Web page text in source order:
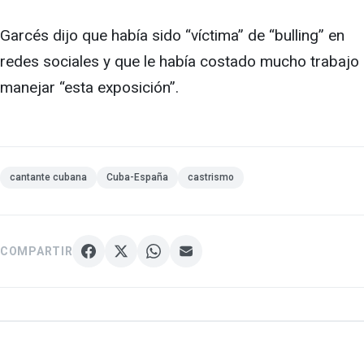
Garcés dijo que había sido “víctima” de “bulling” en
redes sociales y que le había costado mucho trabajo
manejar “esta exposición”.
cantante cubana Cuba-España castrismo
COMPARTIR